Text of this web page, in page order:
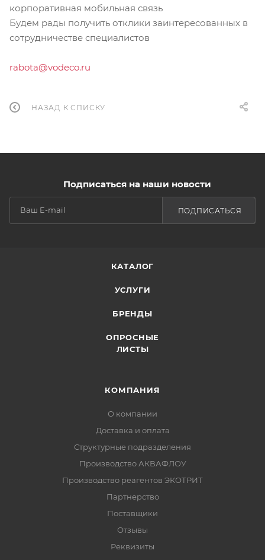
корпоративная мобильная связь
Будем рады получить отклики заинтересованных в
сотрудничестве специалистов
rabota@vodeco.ru
НАЗАД К СПИСКУ
Подписаться на наши новости
ПОДПИСАТЬСЯ
КАТАЛОГ
УСЛУГИ
БРЕНДЫ
ОПРОСНЫЕ
ЛИСТЫ
КОМПАНИЯ
О компании
Доставка и оплата
Структурные подразделения
Производство АКВАФЛОУ
Производство реагентов ЭКОТРИТ
Партнерство
Поставщики
Отзывы
Реквизиты